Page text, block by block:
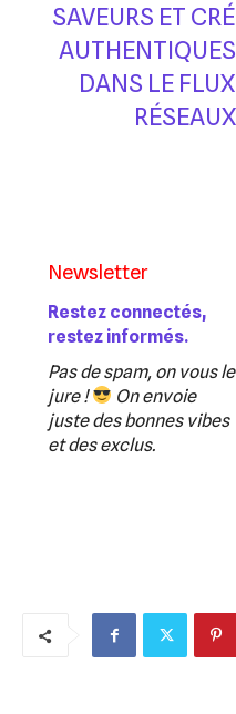
SAVEURS ET
DANS LE
Newsletter
Restez connectés,
restez informés.
Pas de spam, on vous le
jure !
On envoie
juste des bonnes vibes
et des exclus.